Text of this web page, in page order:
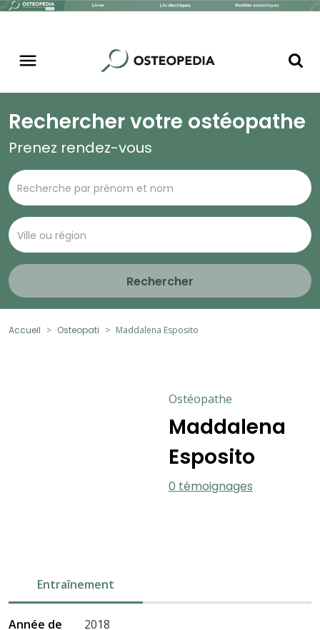
Rechercher votre ostéopathe
Prenez rendez-vous
Rechercher
Accueil Osteopati Maddalena Esposito
Ostéopathe
Maddalena
Esposito
0 témoignages
Entraînement
Année de
2018